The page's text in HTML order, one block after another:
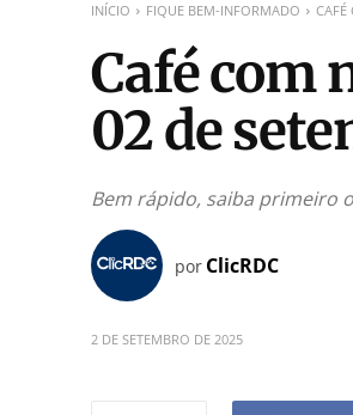
INÍCIO FIQUE BEM-INFORMADO CAFÉ
Café com
02 de
Bem rápido, saiba primeiro
por ClicRDC
2 DE SETEMBRO DE 2025